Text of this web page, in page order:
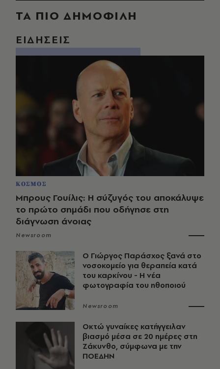
ΤΑ ΠΙΟ ΔΗΜΟΦΙΛΗ
ΕΙΔΗΣΕΙΣ
ΚΟΣΜΟΣ
Μπρους Γουίλις: Η σύζυγός του αποκάλυψε
το πρώτο σημάδι που οδήγησε στη
διάγνωση άνοιας
Newsroom
O Γιώργος Παράσχος ξανά στο
νοσοκομείο για θεραπεία κατά
του καρκίνου - Η νέα
φωτογραφία του ηθοποιού
Newsroom
Οκτώ γυναίκες κατήγγειλαν
βιασμό μέσα σε 20 ημέρες στη
Ζάκυνθο, σύμφωνα με την
ΠΟΕΔΗΝ